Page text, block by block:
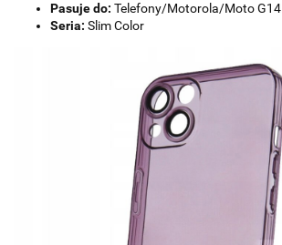
Pasuje do: Telefony/Motorola/Moto G14
Seria: Slim Color